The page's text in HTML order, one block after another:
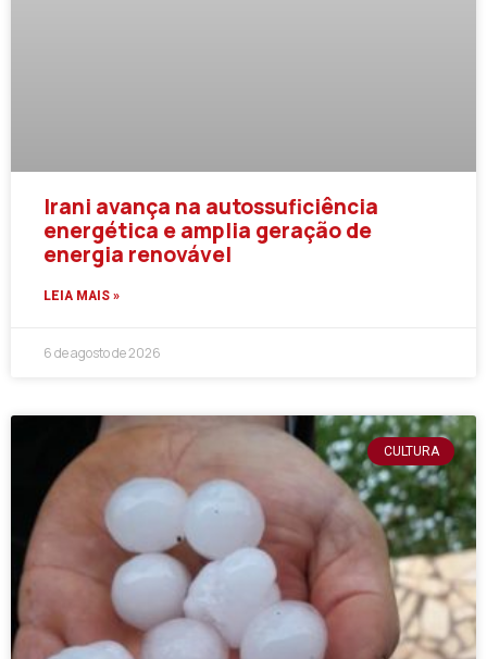
Irani avança na autossuficiência
energética e amplia geração de
energia renovável
LEIA MAIS »
6 de agosto de 2026
CULTURA